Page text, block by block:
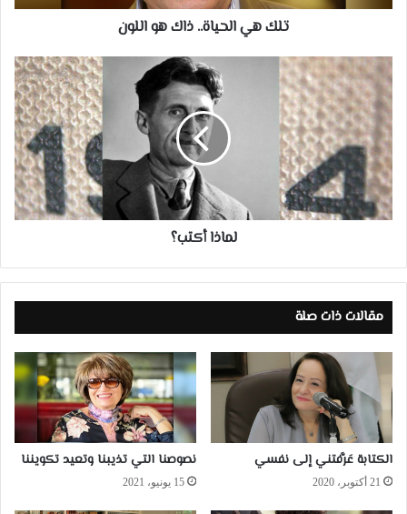
تلك هي الحياة.. ذاك هو اللون
لماذا
أكتب؟
لماذا أكتب؟
مقالات ذات صلة
الكتابة عَرَّفتني إلى نفسي
21 أكتوبر، 2020
نصوصنا التي تذيبنا وتعيد تكويننا
15 يونيو، 2021